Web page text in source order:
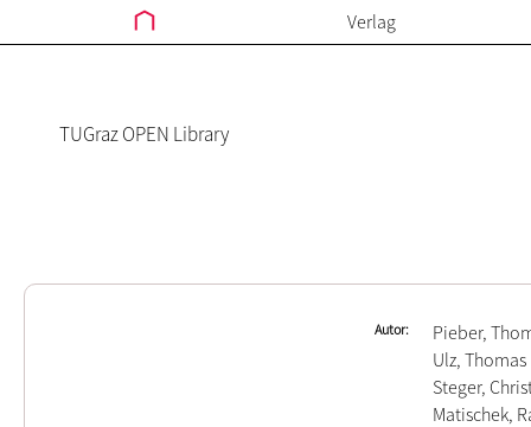
Verlag
TUGraz OPEN Library
Autor
Pieber,
Ulz, Thomas
Steger,
Matischek,